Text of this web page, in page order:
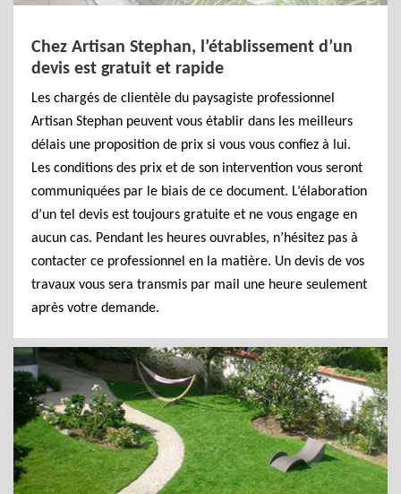
Chez Artisan Stephan, l’établissement d’un
devis est gratuit et rapide
Les chargés de clientèle du paysagiste professionnel
Artisan Stephan peuvent vous établir dans les meilleurs
délais une proposition de prix si vous vous confiez à lui.
Les conditions des prix et de son intervention vous seront
communiquées par le biais de ce document. L’élaboration
d’un tel devis est toujours gratuite et ne vous engage en
aucun cas. Pendant les heures ouvrables, n’hésitez pas à
contacter ce professionnel en la matière. Un devis de vos
travaux vous sera transmis par mail une heure seulement
après votre demande.